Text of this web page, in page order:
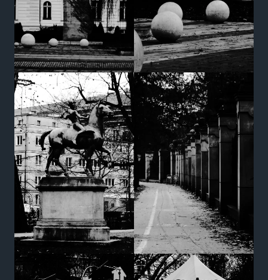
Marketing
Udostępniając
swoje
zainteresowania i
zachowania
podczas
odwiedzania naszej
strony, zwiększasz
szansę na
zobaczenie
spersonalizowanych
treści i ofert.